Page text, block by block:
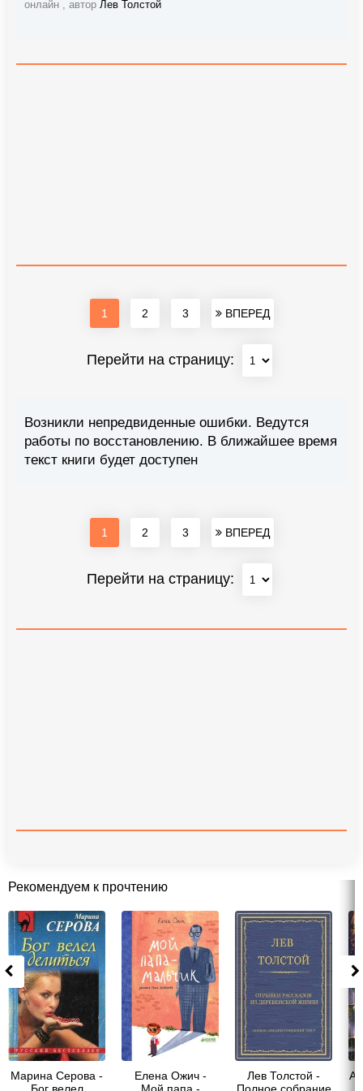
онлайн , автор Лев Толстой
1 2 3 ВПЕРЕД
Перейти на страницу:
Возникли непредвиденные ошибки. Ведутся
работы по восстановлению. В ближайшее время
текст книги будет доступен
1 2 3 ВПЕРЕД
Перейти на страницу:
Рекомендуем к прочтению
Марина Серова -
Елена Ожич -
Лев Толстой -